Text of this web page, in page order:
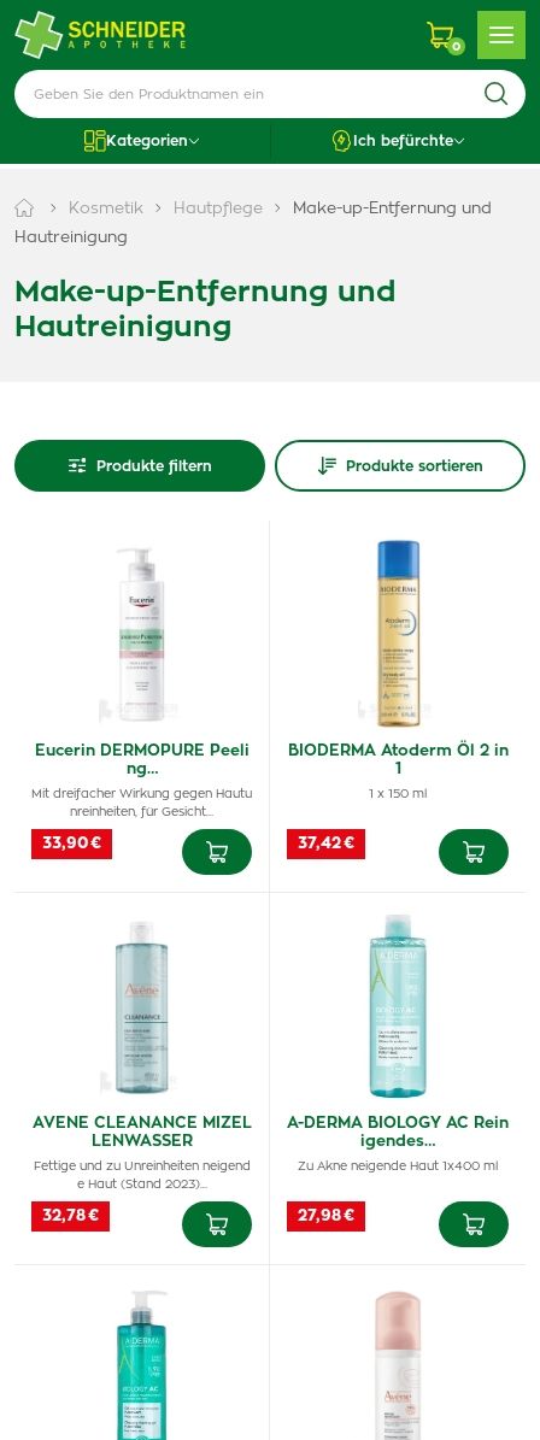
0
Kategorien Ich befürchte
Kosmetik Hautpflege
Make-up-Entfernung und
Hautreinigung
Make-up-Entfernung und
Hautreinigung
Produkte filtern Produkte sortieren
Eucerin DERMOPURE Peeli
ng…
Mit dreifacher Wirkung gegen Hautu
nreinheiten, für Gesicht…
33,90 €
BIODERMA Atoderm Öl 2 in
1
1 x 150 ml
37,42 €
AVENE CLEANANCE MIZEL
LENWASSER
Fettige und zu Unreinheiten neigend
e Haut (Stand 2023)…
32,78 €
A-DERMA BIOLOGY AC Rein
igendes…
Zu Akne neigende Haut 1x400 ml
27,98 €